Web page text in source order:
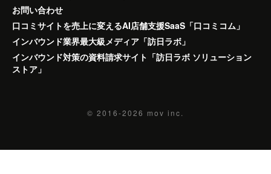
お問い合わせ
口コミサイトを売上に変えるAI店舗支援SaaS「口コミコム」
インバウンド業界最大級メディア「訪日ラボ」
インバウンド対策の資料請求サイト「訪日ラボ ソリューション
ストア」
© 2016-2026 mov inc.